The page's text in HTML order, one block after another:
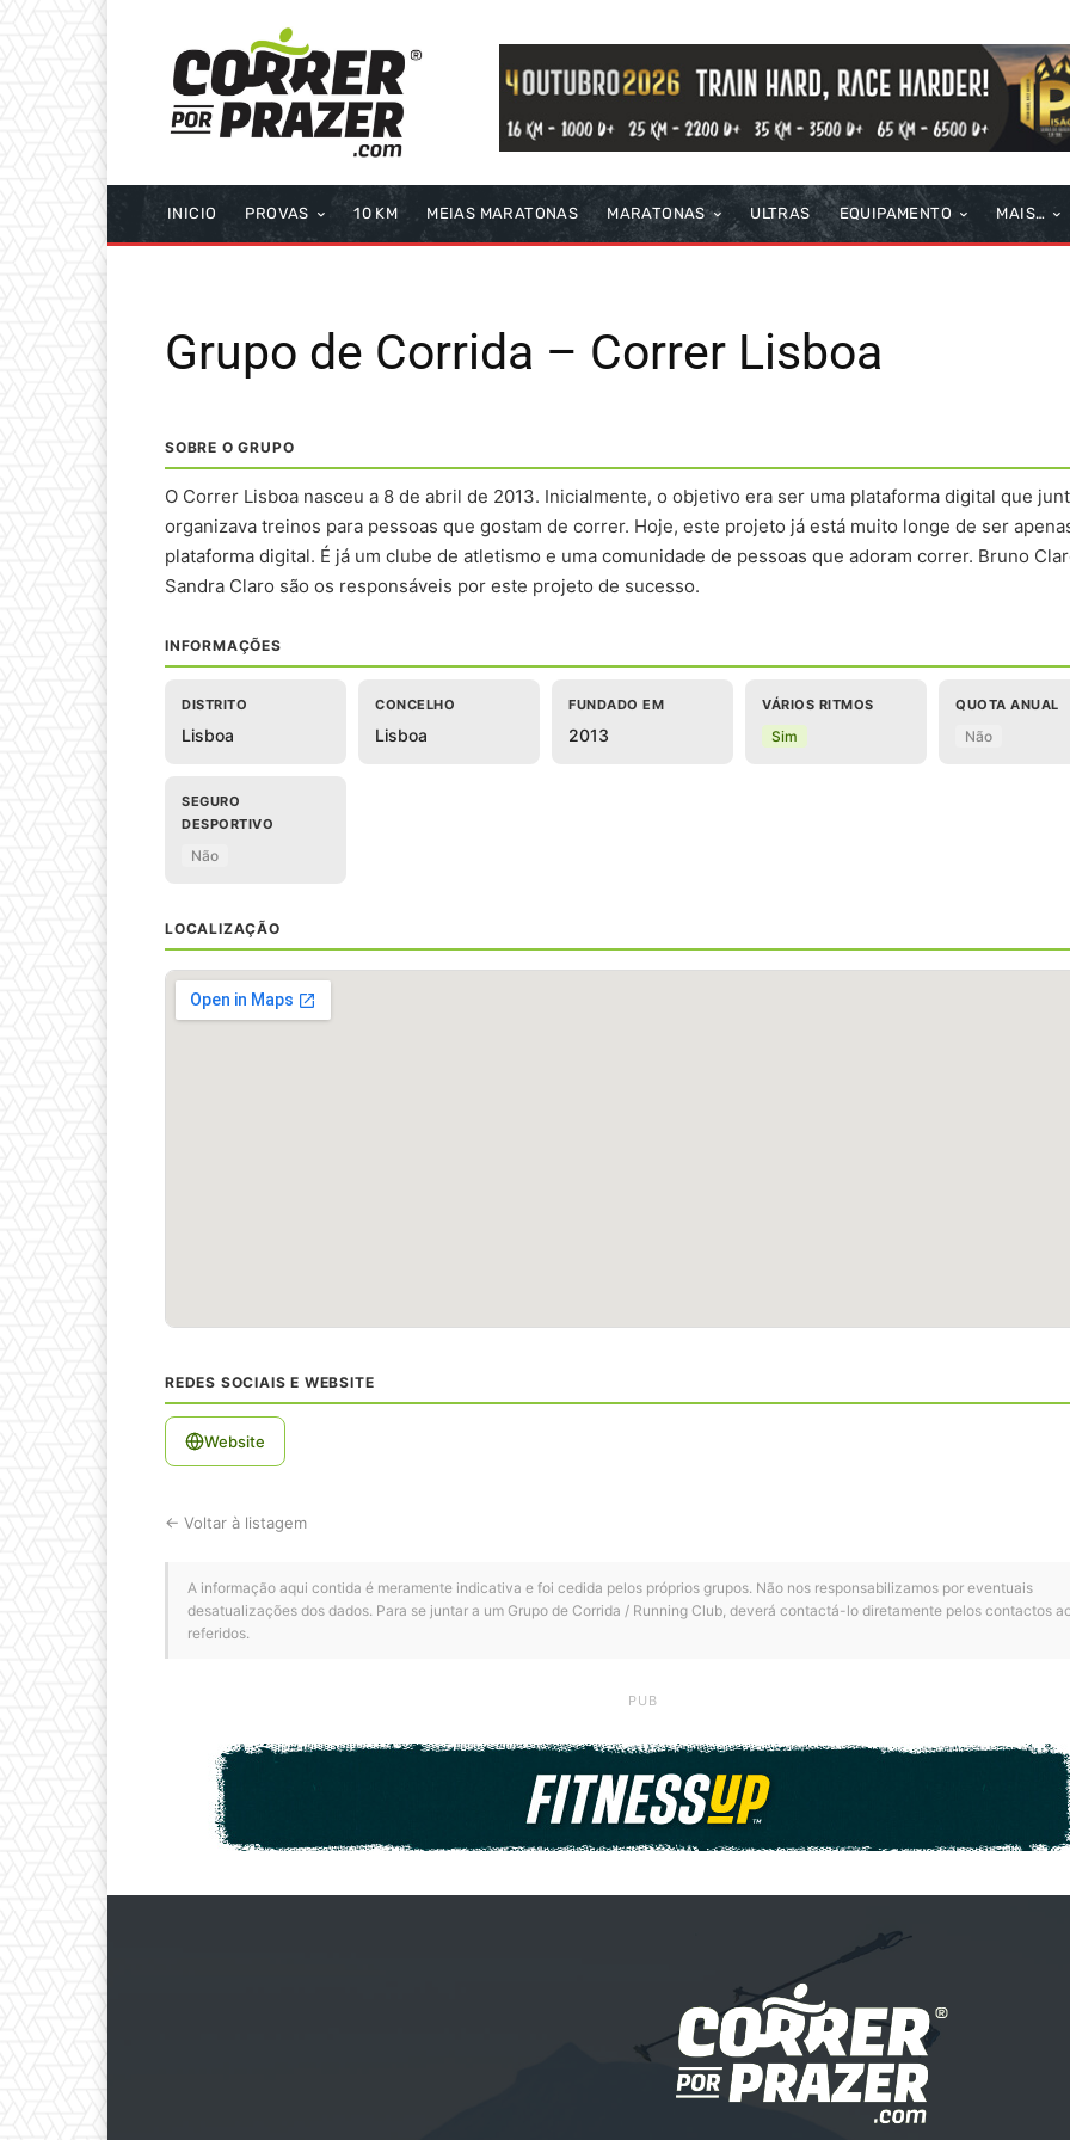
INICIO PROVAS 10 KM MEIAS MARATONAS MARATONAS ULTRAS EQUIPAMENTO MAIS…
Grupo de Corrida – Correr Lisboa
SOBRE O GRUPO
O Correr Lisboa nasceu a 8 de abril de 2013. Inicialmente, o objetivo era ser uma plataforma digital que
organizava treinos para pessoas que gostam de correr. Hoje, este projeto já está muito longe de ser
plataforma digital. É já um clube de atletismo e uma comunidade de pessoas que adoram correr. Bruno
Sandra Claro são os responsáveis por este projeto de sucesso.
INFORMAÇÕES
DISTRITO
Lisboa
CONCELHO
Lisboa
FUNDADO EM
2013
VÁRIOS RITMOS
Sim
QUOTA ANUAL
Não
SEGURO
DESPORTIVO
Não
LOCALIZAÇÃO
REDES SOCIAIS E WEBSITE
Website
← Voltar à listagem
A informação aqui contida é meramente indicativa e foi cedida pelos próprios grupos. Não nos responsabilizamos por eventuais
desatualizações dos dados. Para se juntar a um Grupo de Corrida / Running Club, deverá contactá-lo diretamente pelos contactos
referidos.
PUB